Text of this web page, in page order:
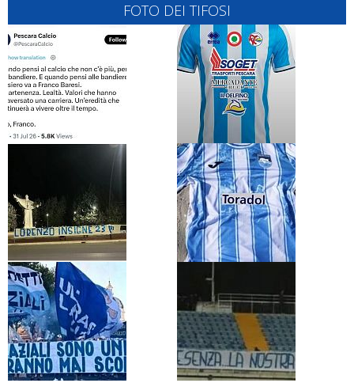
FOTO DEI TIFOSI